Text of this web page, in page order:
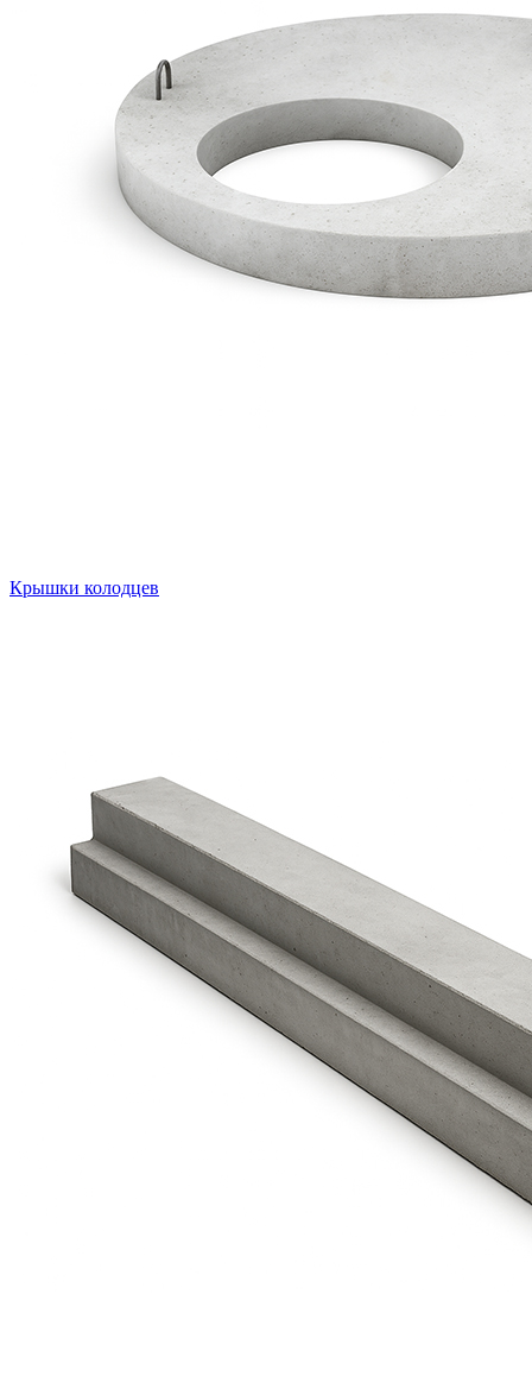
Крышки колодцев